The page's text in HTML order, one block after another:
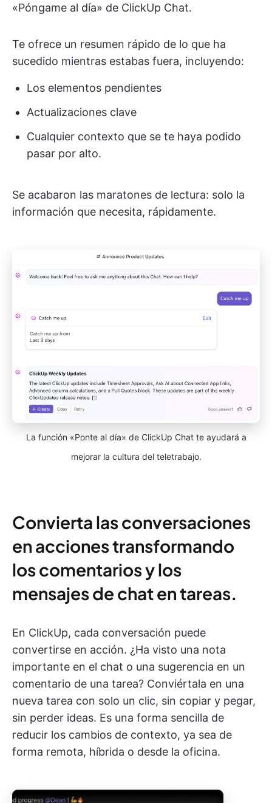
«Póngame al día» de ClickUp Chat.
Te ofrece un resumen rápido de lo que ha
sucedido mientras estabas fuera, incluyendo:
Los elementos pendientes
Actualizaciones clave
Cualquier contexto que se te haya podido
pasar por alto.
Se acabaron las maratones de lectura: solo la
información que necesita, rápidamente.
La función «Ponte al día» de ClickUp Chat te ayudará a
mejorar la cultura del teletrabajo.
Convierta las conversaciones
en acciones transformando
los comentarios y los
mensajes de chat en tareas.
En ClickUp, cada conversación puede
convertirse en acción. ¿Ha visto una nota
importante en el chat o una sugerencia en un
comentario de una tarea? Conviértala en una
nueva tarea con solo un clic, sin copiar y pegar,
sin perder ideas. Es una forma sencilla de
reducir los cambios de contexto, ya sea de
forma remota, híbrida o desde la oficina.